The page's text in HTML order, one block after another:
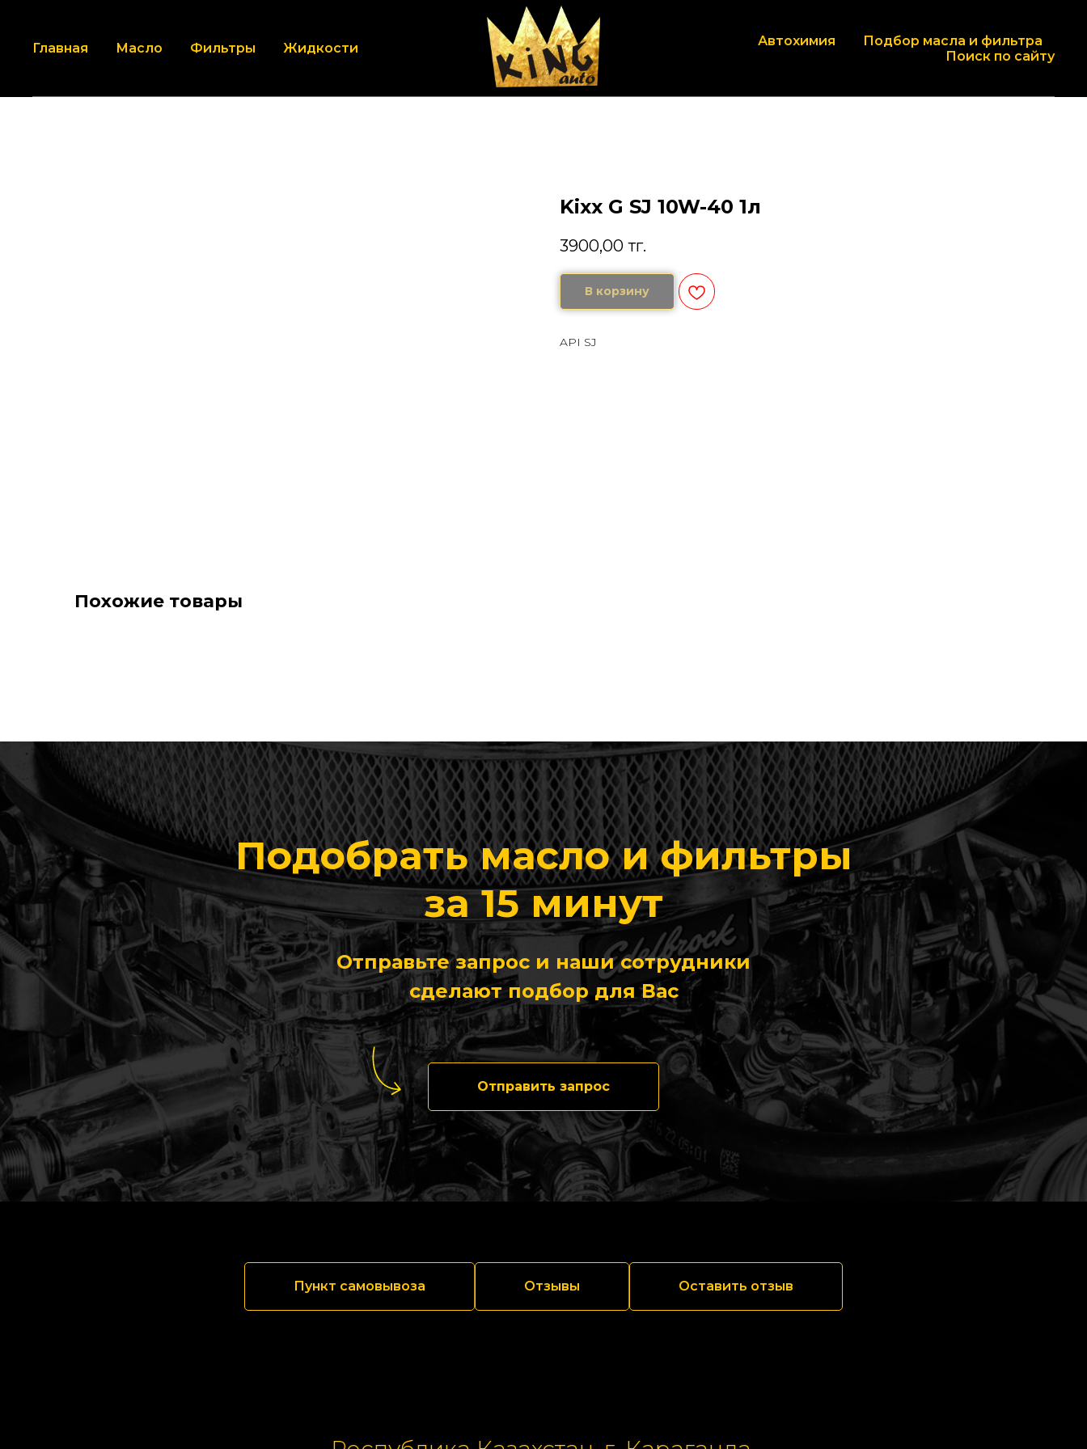
Главная Масло Фильтры Жидкости Автохимия
Подбор масла и фильтра
Поиск по сайту
Kixx G SJ 10W-40 1л
3900,00 тг.
В корзину
API SJ
Похожие товары
Подобрать масло и фильтры
за 15 минут
Отправьте запрос и наши сотрудники
сделают подбор для Вас
Отправить запрос
Пункт самовывоза Отзывы Оставить отзыв